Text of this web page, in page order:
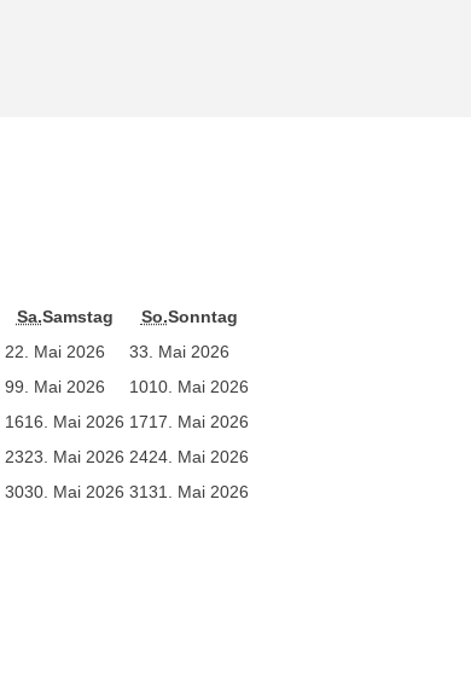
Sa.Samstag So.Sonntag
22. Mai 2026 33. Mai 2026
99. Mai 2026 1010. Mai 2026
1616. Mai 2026 1717. Mai 2026
2323. Mai 2026 2424. Mai 2026
3030. Mai 2026 3131. Mai 2026